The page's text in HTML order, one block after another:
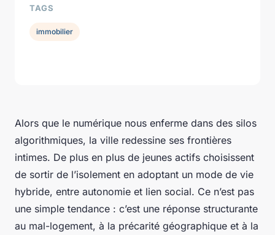
Alors que le numérique nous enferme dans des silos
algorithmiques, la ville redessine ses frontières
intimes. De plus en plus de jeunes actifs choisissent
de sortir de l’isolement en adoptant un mode de vie
hybride, entre autonomie et lien social. Ce n’est pas
une simple tendance : c’est une réponse structurante
au mal-logement, à la précarité géographique et à la
TAGS
immobilier